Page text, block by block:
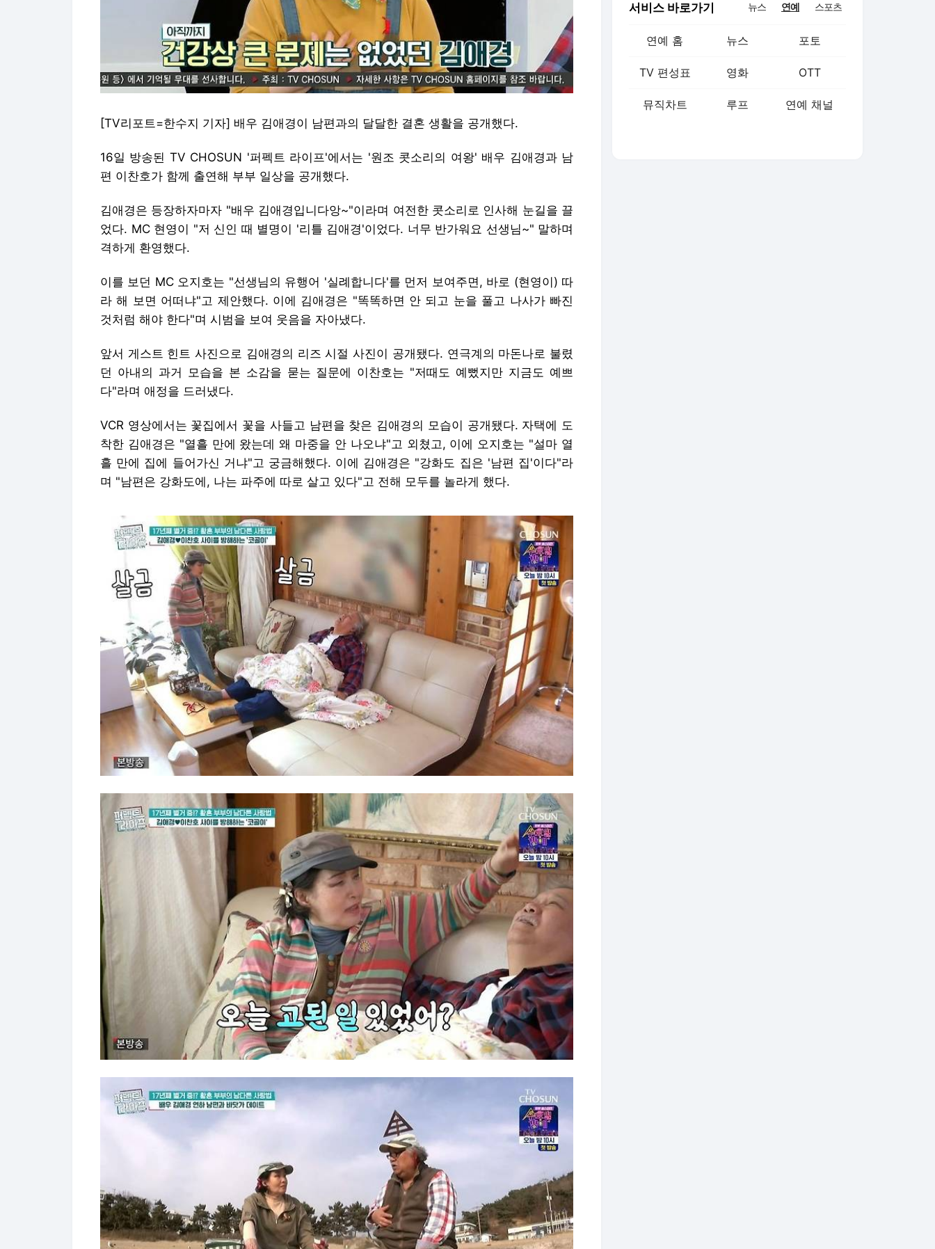
[TV리포트=한수지 기자] 배우 김애경이 남편과의 달달한 결혼 생활을 공개했다.
16일 방송된 TV CHOSUN '퍼펙트 라이프'에서는 '원조 콧소리의 여왕' 배우 김애경과 남
편 이찬호가 함께 출연해 부부 일상을 공개했다.
김애경은 등장하자마자 "배우 김애경입니다앙~"이라며 여전한 콧소리로 인사해 눈길을 끌
었다. MC 현영이 "저 신인 때 별명이 '리틀 김애경'이었다. 너무 반가워요 선생님~" 말하며
격하게 환영했다.
이를 보던 MC 오지호는 "선생님의 유행어 '실례합니다'를 먼저 보여주면, 바로 (현영이) 따
라 해 보면 어떠냐"고 제안했다. 이에 김애경은 "똑똑하면 안 되고 눈을 풀고 나사가 빠진
것처럼 해야 한다"며 시범을 보여 웃음을 자아냈다.
앞서 게스트 힌트 사진으로 김애경의 리즈 시절 사진이 공개됐다. 연극계의 마돈나로 불렸
던 아내의 과거 모습을 본 소감을 묻는 질문에 이찬호는 "저때도 예뻤지만 지금도 예쁘
다"라며 애정을 드러냈다.
VCR 영상에서는 꽃집에서 꽃을 사들고 남편을 찾은 김애경의 모습이 공개됐다. 자택에 도
착한 김애경은 "열흘 만에 왔는데 왜 마중을 안 나오냐"고 외쳤고, 이에 오지호는 "설마 열
흘 만에 집에 들어가신 거냐"고 궁금해했다. 이에 김애경은 "강화도 집은 '남편 집'이다"라
며 "남편은 강화도에, 나는 파주에 따로 살고 있다"고 전해 모두를 놀라게 했다.
서비스 바로가기 뉴스 연예 스포츠
연예 홈 뉴스 포토
TV 편성표 영화 OTT
뮤직차트 루프 연예 채널